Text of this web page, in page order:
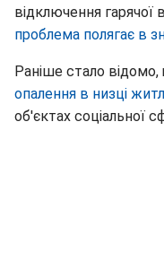
відключення гарячої
проблема полягає в
Раніше стало
опалення в низці
об'єктах соціальної